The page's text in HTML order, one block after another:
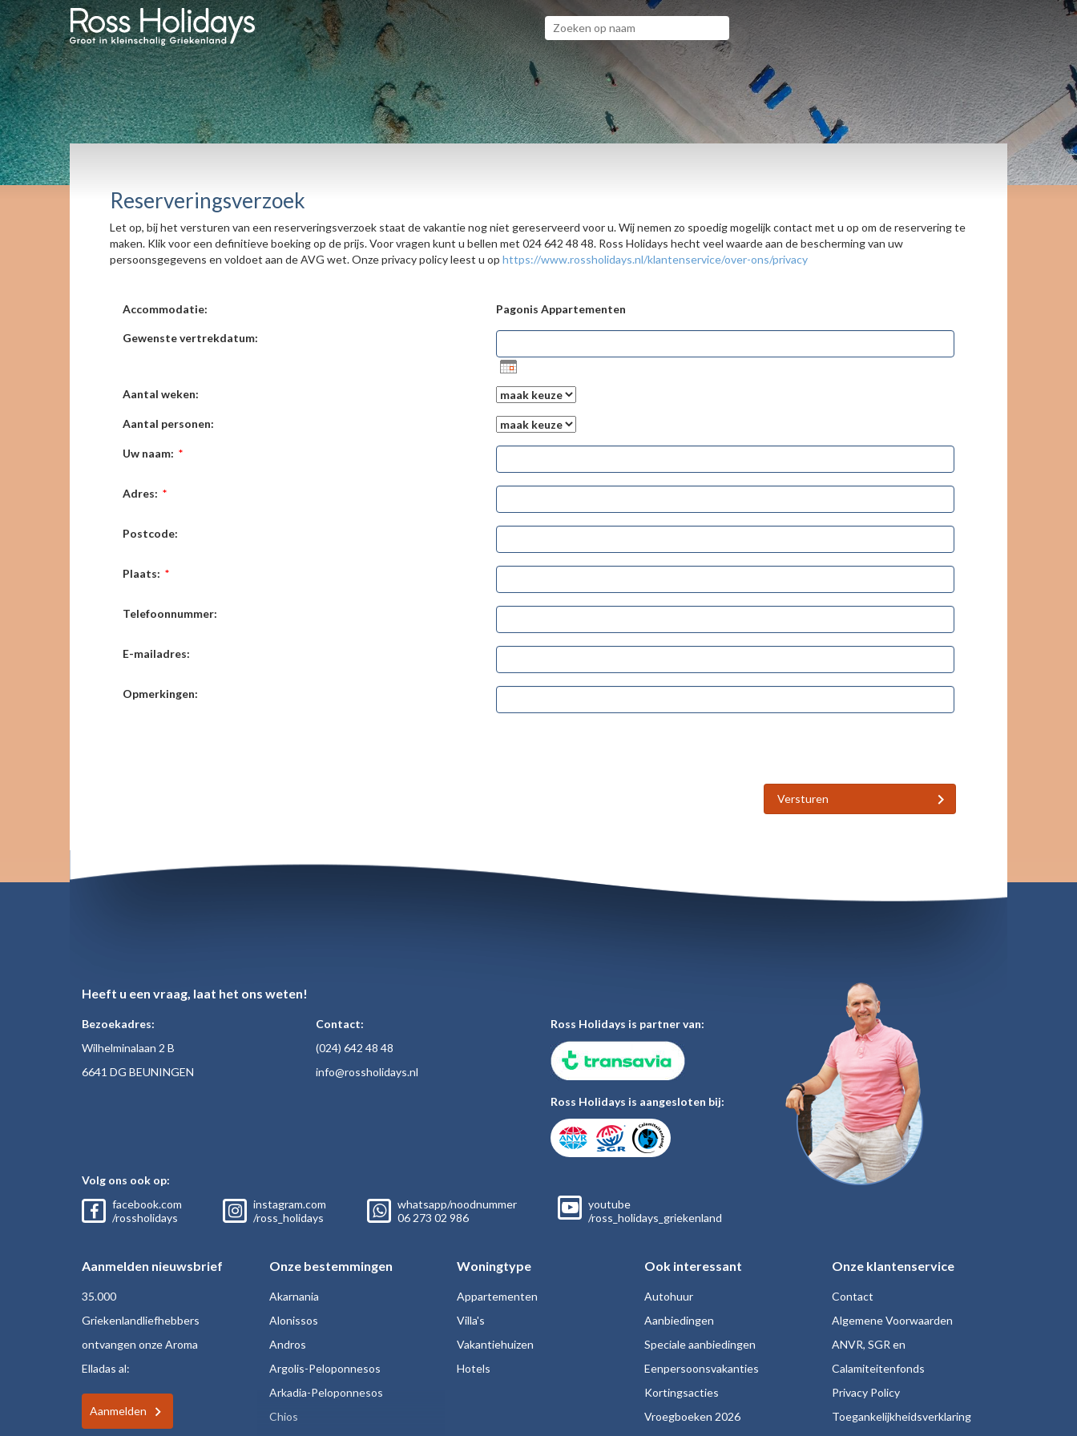
Reserveringsverzoek
Let op, bij het versturen van een reserveringsverzoek staat de vakantie nog niet gereserveerd voor u. Wij nemen zo spoedig mogelijk contact met u op om de reservering te
maken. Klik voor een definitieve boeking op de prijs. Voor vragen kunt u bellen met 024 642 48 48. Ross Holidays hecht veel waarde aan de bescherming van uw
persoonsgegevens en voldoet aan de AVG wet. Onze privacy policy leest u op https://www.rossholidays.nl/klantenservice/over-ons/privacy
Accommodatie: Pagonis Appartementen
Gewenste vertrekdatum:
Aantal weken:
Aantal personen:
Uw naam: *
Adres: *
Postcode:
Plaats: *
Telefoonnummer:
E-mailadres:
Opmerkingen:
Versturen
Heeft u een vraag, laat het ons weten!
Bezoekadres:
Wilhelminalaan 2 B
6641 DG BEUNINGEN
Contact:
(024) 642 48 48
info@rossholidays.nl
Ross Holidays is partner van:
Ross Holidays is aangesloten bij:
Volg ons ook op:
facebook.com
/rossholidays
instagram.com
/ross_holidays
whatsapp/noodnummer
06 273 02 986
youtube
/ross_holidays_griekenland
Aanmelden nieuwsbrief
35.000
Griekenlandliefhebbers
ontvangen onze Aroma
Elladas al:
Aanmelden
Onze bestemmingen
Akarnania
Alonissos
Andros
Argolis-Peloponnesos
Arkadia-Peloponnesos
Chios
Woningtype
Appartementen
Villa's
Vakantiehuizen
Hotels
Ook interessant
Autohuur
Aanbiedingen
Speciale aanbiedingen
Eenpersoonsvakanties
Kortingsacties
Vroegboeken 2026
Onze klantenservice
Contact
Algemene Voorwaarden
ANVR, SGR en
Calamiteitenfonds
Privacy Policy
Toegankelijkheidsverklaring